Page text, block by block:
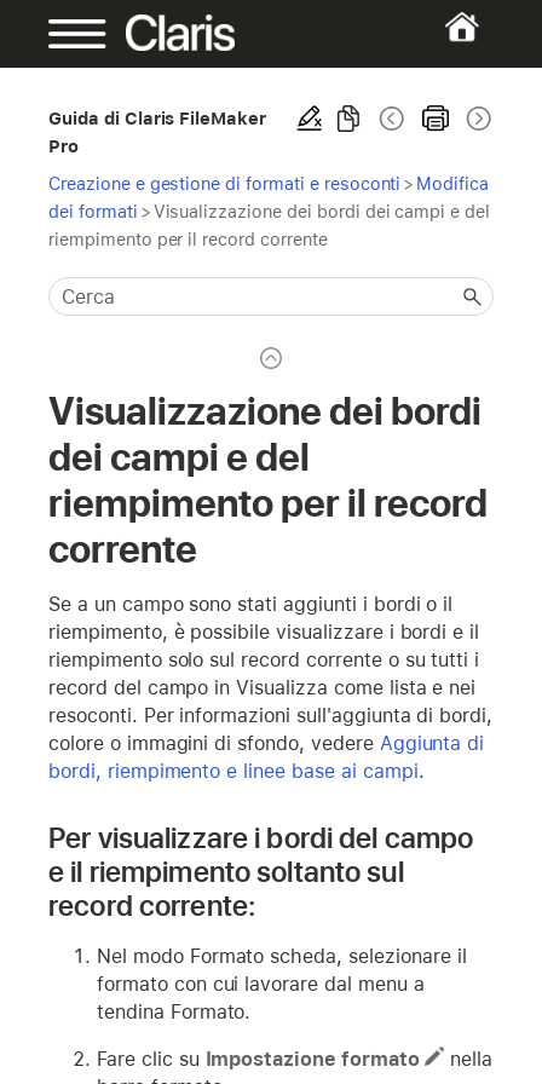
Guida di Claris FileMaker
Pro
Creazione e gestione di formati e resoconti > Modifica
dei formati >Visualizzazione dei bordi dei campi e del
riempimento per il record corrente
Visualizzazione dei bordi
dei campi e del
riempimento per il record
corrente
Se a un campo sono stati aggiunti i bordi o il
riempimento, è possibile visualizzare i bordi e il
riempimento solo sul record corrente o su tutti i
record del campo in Visualizza come lista e nei
resoconti. Per informazioni sull'aggiunta di bordi,
colore o immagini di sfondo, vedere Aggiunta di
bordi, riempimento e linee base ai campi.
Per visualizzare i bordi del campo
e il riempimento soltanto sul
record corrente:
Nel modo Formato scheda, selezionare il
formato con cui lavorare dal menu a
tendina Formato.
Fare clic su Impostazione formato
nella